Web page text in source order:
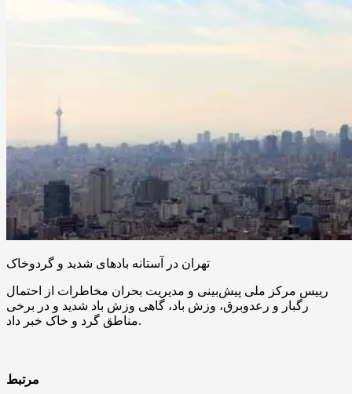
تهران در آستانه بادهای شدید و گردوخاک
رییس مرکز ملی پیش‌بینی و مدیریت بحران مخاطرات از احتمال
رگبار و رعدوبرق، وزش باد، گاهی وزش باد شدید و در برخی
مناطق گرد و خاک خبر داد.
مرتبط